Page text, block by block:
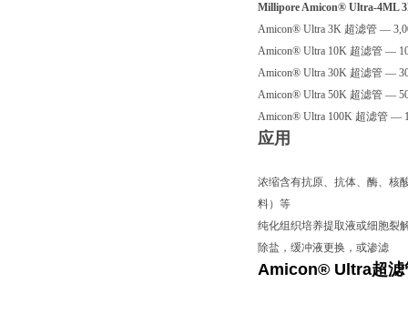
Millipore Amicon® Ultra-4ML
Amicon® Ultra 3K 超滤管 —
Amicon® Ultra 10K 超滤管 —
Amicon® Ultra 30K 超滤管 —
Amicon® Ultra 50K 超滤管 —
Amicon® Ultra 100K 超滤管 —
应用
浓缩含有抗原、抗体、酶、核
料）等
纯化组织培养提取液或细胞裂
除盐，缓冲液更换，或渗滤
Amicon® Ultra超滤